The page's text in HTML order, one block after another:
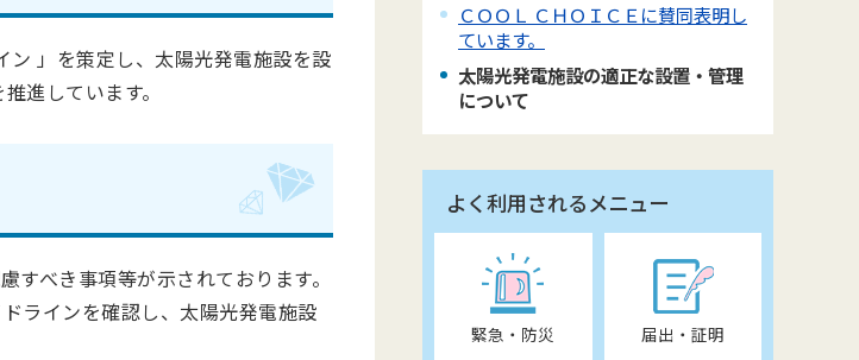
」を策定し、太陽光発電施設を設
進しています。
べき事項等が示されております。
ラインを確認し、太陽光発電施設
ＣＯＯＬ ＣＨＯＩＣＥに賛同表明し
ています。
太陽光発電施設の適正な設置・管理
について
よく利用されるメニュー
緊急・防災 届出・証明